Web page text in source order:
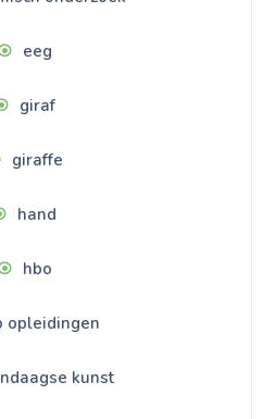
eeg
giraf
giraffe
hand
hbo
opleidingen
kunst